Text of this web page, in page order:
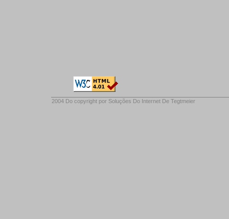
2004 Do copyright por Soluções Do Internet De Tegtmeier